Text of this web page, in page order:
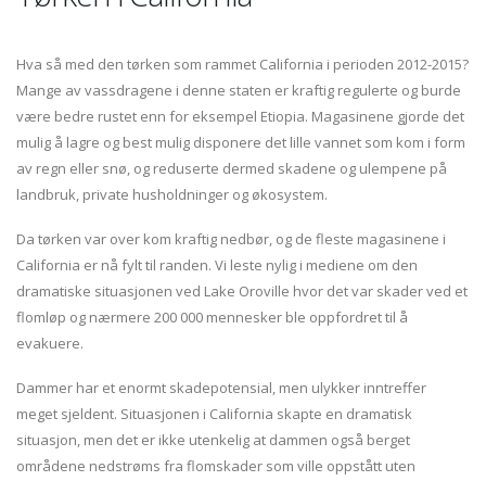
Hva så med den tørken som rammet California i perioden 2012-2015?
Mange av vassdragene i denne staten er kraftig regulerte og burde
være bedre rustet enn for eksempel Etiopia. Magasinene gjorde det
mulig å lagre og best mulig disponere det lille vannet som kom i form
av regn eller snø, og reduserte dermed skadene og ulempene på
landbruk, private husholdninger og økosystem.
Da tørken var over kom kraftig nedbør, og de fleste magasinene i
California er nå fylt til randen. Vi leste nylig i mediene om den
dramatiske situasjonen ved Lake Oroville hvor det var skader ved et
flomløp og nærmere 200 000 mennesker ble oppfordret til å
evakuere.
Dammer har et enormt skadepotensial, men ulykker inntreffer
meget sjeldent. Situasjonen i California skapte en dramatisk
situasjon, men det er ikke utenkelig at dammen også berget
områdene nedstrøms fra flomskader som ville oppstått uten